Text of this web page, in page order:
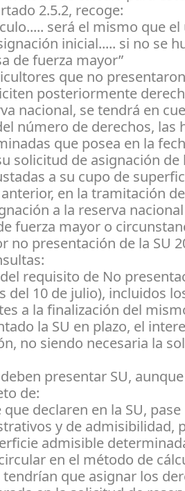
2.5.2, recoge:
será el mismo que
inicial..... si no se
de fuerza mayor”
que no
posteriormente
nacional, se tendrá en
número de derechos, las
que posea en la
solicitud de asignación de
a su cupo de
en la tramitación
a la reserva
fuerza mayor o
no presentación de la SU
requisito de No
del 10 de julio), incluidos
a la finalización del
la SU en plazo, el
no siendo necesaria la
presentar SU,
de:
declaren en la SU, pase
y de admisibilidad,
admisible
en el método de
tendrían que asignar los